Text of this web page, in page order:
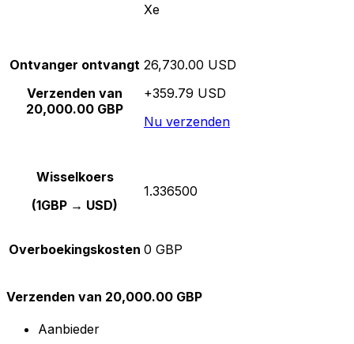
Xe
Ontvanger ontvangt
Verzenden van
20,000.00 GBP
26,730.00 USD
+359.79 USD
Nu verzenden
Wisselkoers
(1GBP → USD)
1.336500
Overboekingskosten 0 GBP
Verzenden van 20,000.00 GBP
Aanbieder